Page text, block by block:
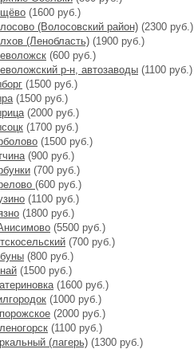
(1600 руб.)
(Волосовский район) (2300 руб.)
(Ленобласть) (1900 руб.)
(600 руб.)
р-н, автозаводы (1100 руб.)
(1500 руб.)
(1500 руб.)
(2000 руб.)
(1700 руб.)
(1500 руб.)
(900 руб.)
(700 руб.)
(600 руб.)
(1100 руб.)
(1800 руб.)
(5500 руб.)
(700 руб.)
(800 руб.)
(1500 руб.)
(1600 руб.)
(1000 руб.)
(2000 руб.)
(1100 руб.)
(лагерь) (1300 руб.)